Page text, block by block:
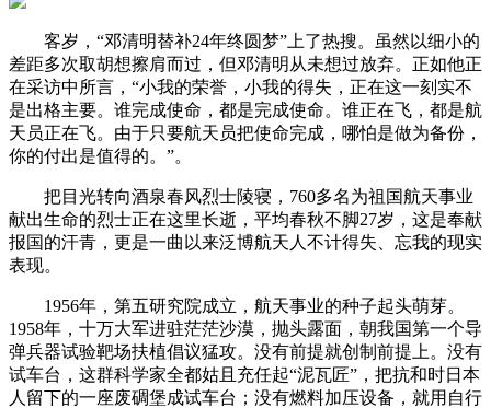
客岁，“邓清明替补24年终圆梦”上了热搜。虽然以细小的
差距多次取胡想擦肩而过，但邓清明从未想过放弃。正如他正
在采访中所言，“小我的荣誉，小我的得失，正在这一刻实不
是出格主要。谁完成使命，都是完成使命。谁正在飞，都是航
天员正在飞。由于只要航天员把使命完成，哪怕是做为备份，
你的付出是值得的。”。
把目光转向酒泉春风烈士陵寝，760多名为祖国航天事业
献出生命的烈士正在这里长逝，平均春秋不脚27岁，这是奉献
报国的汗青，更是一曲以来泛博航天人不计得失、忘我的现实
表现。
1956年，第五研究院成立，航天事业的种子起头萌芽。
1958年，十万大军进驻茫茫沙漠，抛头露面，朝我国第一个导
弹兵器试验靶场扶植倡议猛攻。没有前提就创制前提上。没有
试车台，这群科学家全都姑且充任起“泥瓦匠”，把抗和时日本
人留下的一座废碉堡成试车台；没有燃料加压设备，就用自行